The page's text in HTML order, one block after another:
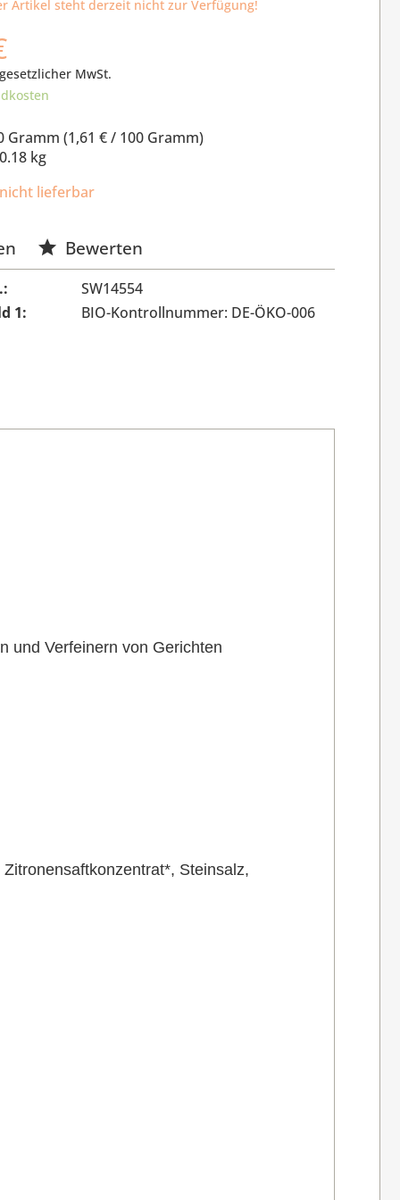
Artikel steht derzeit nicht zur Verfügung!
MwSt.
Gramm (1,61 €/ 100 Gramm)
0.18 kg
lieferbar
Bewerten
SW14554
1:
BIO-Kontrollnummer: DE-ÖKO-006
und Verfeinern von Gerichten
Steinsalz,